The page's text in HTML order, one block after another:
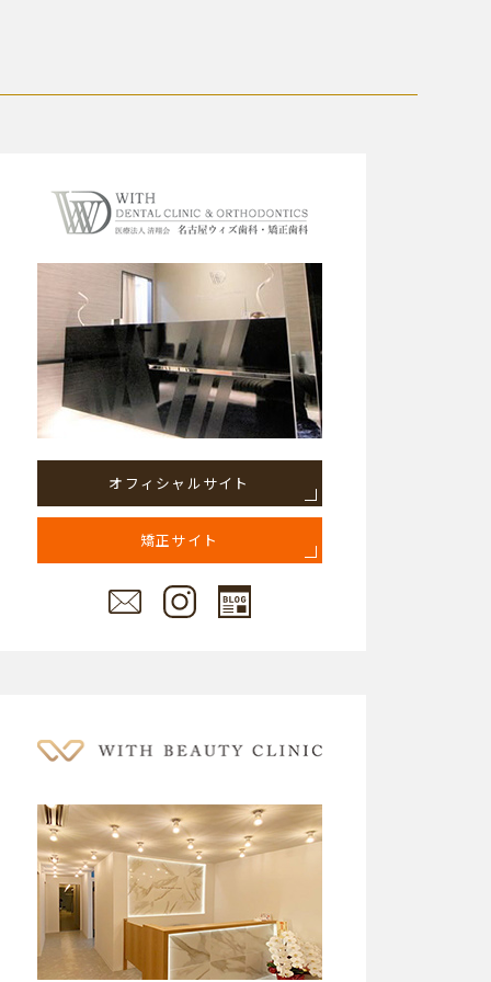
オフィシャルサイト
矯正サイト